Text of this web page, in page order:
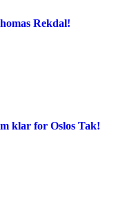
Rekdal!
klar for Oslos Tak!